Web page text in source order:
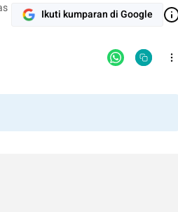
Ikuti kumparan di Google